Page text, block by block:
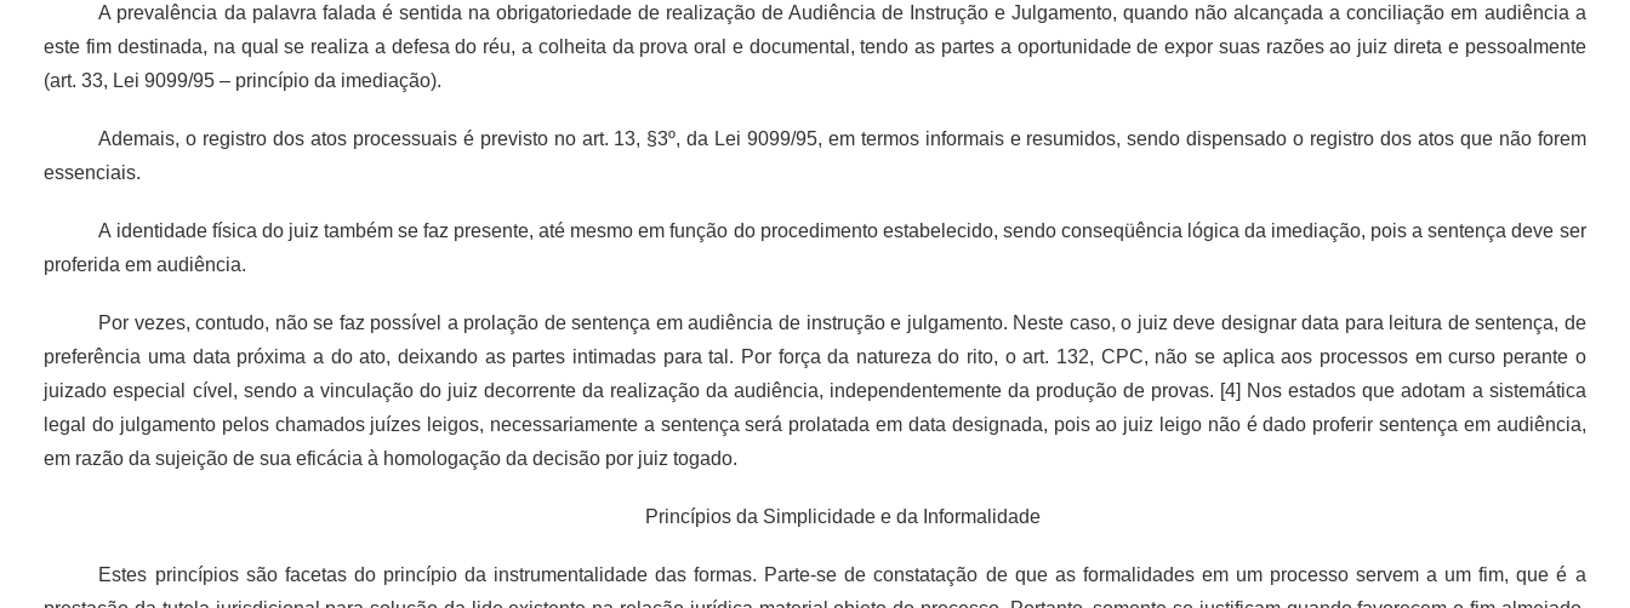
A prevalência da palavra falada é sentida na obrigatoriedade de realização de Audiência de Instrução e Julgamento, quando não alcançada a conciliação em audiência a
este fim destinada, na qual se realiza a defesa do réu, a colheita da prova oral e documental, tendo as partes a oportunidade de expor suas razões ao juiz direta e pessoalmente
(art. 33, Lei 9099/95 – princípio da imediação).
Ademais, o registro dos atos processuais é previsto no art. 13, §3º, da Lei 9099/95, em termos informais e resumidos, sendo dispensado o registro dos atos que não forem
essenciais.
A identidade física do juiz também se faz presente, até mesmo em função do procedimento estabelecido, sendo conseqüência lógica da imediação, pois a sentença deve ser
proferida em audiência.
Por vezes, contudo, não se faz possível a prolação de sentença em audiência de instrução e julgamento. Neste caso, o juiz deve designar data para leitura de sentença, de
preferência uma data próxima a do ato, deixando as partes intimadas para tal. Por força da natureza do rito, o art. 132, CPC, não se aplica aos processos em curso perante o
juizado especial cível, sendo a vinculação do juiz decorrente da realização da audiência, independentemente da produção de provas. [4] Nos estados que adotam a sistemática
legal do julgamento pelos chamados juízes leigos, necessariamente a sentença será prolatada em data designada, pois ao juiz leigo não é dado proferir sentença em audiência,
em razão da sujeição de sua eficácia à homologação da decisão por juiz togado.
Princípios da Simplicidade e da Informalidade
Estes princípios são facetas do princípio da instrumentalidade das formas. Parte-se de constatação de que as formalidades em um processo servem a um fim, que é a